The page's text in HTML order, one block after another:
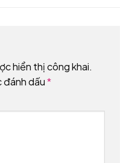
hiển thị công khai.
dấu*